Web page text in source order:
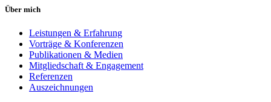
Über mich
Leistungen & Erfahrung
Vorträge & Konferenzen
Publikationen & Medien
Mitgliedschaft & Engagement
Referenzen
Auszeichnungen